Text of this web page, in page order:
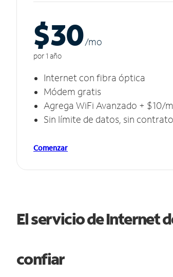
$30/mo
por 1 año
Internet con fibra óptica
Módem gratis
Agrega WiFi Avanzado + $10/
Sin límite de datos, sin
Comenzar
El servicio de Internet
confiar